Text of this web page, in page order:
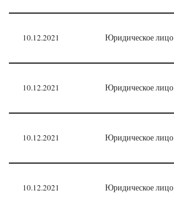
10.12.2021 Юридическое лицо
10.12.2021 Юридическое лицо
10.12.2021 Юридическое лицо
10.12.2021 Юридическое лицо